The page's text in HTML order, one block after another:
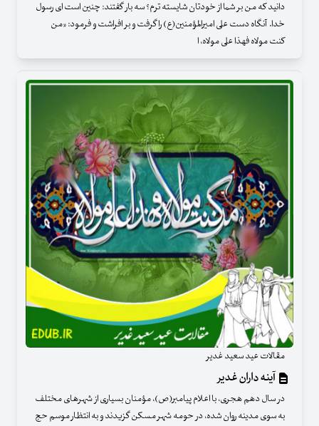
دانید که من بر شما از خودتان شایسته ترم؟ سه بار گفتند: چنین است ای رسول
خدا. آنگاه دست علی امیرالمؤمنین(ع) را گرفت و بر افراشت و فرمود: «من
کنت مولاه فهذا علی مولاه، ا
مقالات عید سعید غدیر
آینه داران غدیر
در سال دهم هجری، با اعلام پیامبر(ص)، مؤمنان بسیاری از شهرهای مختلف
به سوی مدینه روان شده، در حومه شهر مسکن گزیدند و به انتظار موسم حج